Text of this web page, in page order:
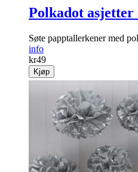
Polkadot asjetter
Søte papptallerkener med
info
kr49
Kjøp